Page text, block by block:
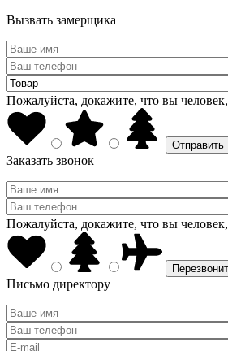
Вызвать замерщика
Пожалуйста, докажите, что вы
Заказать звонок
Пожалуйста, докажите, что вы
Письмо директору